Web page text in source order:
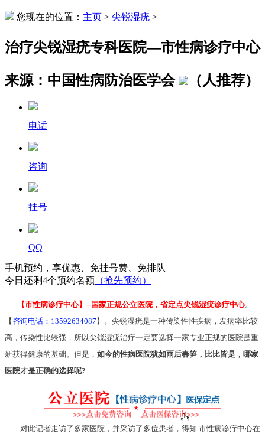
您现在的位置： 主页 > 尖锐湿疣 >
治疗尖锐湿疣专科医院—市性病诊疗中心
来源：中国性病防治医学会 （ 人推荐）
电话
咨询
挂号
QQ
手机预约， 享优惠、 免挂号费、 免排队
今日还剩4个预约名额 （抢先预约）
【市性病诊疗中心】--国家正规公立医院，省定点尖锐湿疣诊疗中心。
【 咨询电话：13592634087 】。尖锐湿疣是一种传染性性疾病，发病率比较
高，传染性比较强，所以尖锐湿疣治疗一定要选择一家专业正规的医院是重
新获得健康的基础。但是， 如今的性病医院犹如雨后春笋，比比皆是，哪家
医院才是正确的选择呢?
对此记者走访了多家医院，并采访了多位患者，得知 市性病诊疗中心在